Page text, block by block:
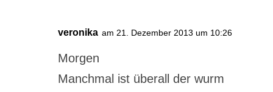
veronika am 21. Dezember 2013 um 10:26
Morgen
Manchmal ist überall der wurm